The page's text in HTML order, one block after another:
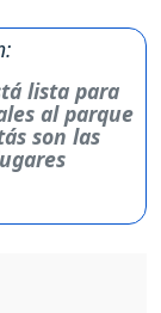
lista para
al parque
son las